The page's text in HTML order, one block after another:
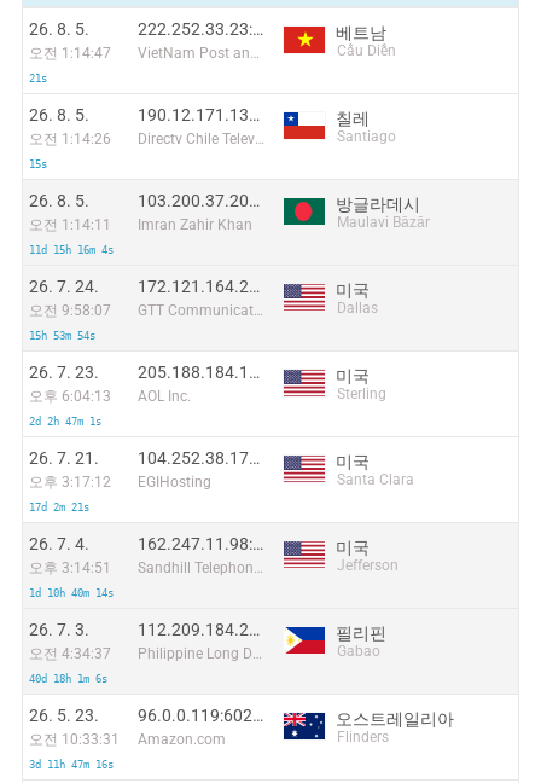
26. 8. 5.
오전 1:14:47
21s
222.252.33.23:41186
VietNam Post and Telecom Corporation
베트남
Cầu Diễn
26. 8. 5.
오전 1:14:26
15s
190.12.171.132:12142
Directv Chile Television Limitada
칠레
Santiago
26. 8. 5.
오전 1:14:11
11d 15h 16m 4s
103.200.37.202:60934
Imran Zahir Khan
방글라데시
Maulavi Bāzār
26. 7. 24.
오전 9:58:07
15h 53m 54s
172.121.164.237:45118
GTT Communications Inc.
미국
Dallas
26. 7. 23.
오후 6:04:13
2d 2h 47m 1s
205.188.184.148:21214
AOL Inc.
미국
Sterling
26. 7. 21.
오후 3:17:12
17d 2m 21s
104.252.38.176:25904
EGIHosting
미국
Santa Clara
26. 7. 4.
오후 3:14:51
1d 10h 40m 14s
162.247.11.98:36963
Sandhill Telephone Cooperative, Inc.
미국
Jefferson
26. 7. 3.
오전 4:34:37
40d 18h 1m 6s
112.209.184.25:21128
Philippine Long Distance Telephone Co.
필리핀
Gabao
26. 5. 23.
오전 10:33:31
3d 11h 47m 16s
96.0.0.119:60249
Amazon.com
오스트레일리아
Flinders